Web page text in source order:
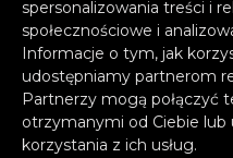
spersonalizowania treści i
społecznościowe i
Informacje o tym, jak
udostępniamy partnerom
Partnerzy mogą połączyć
otrzymanymi od Ciebie lub
korzystania z ich usług.